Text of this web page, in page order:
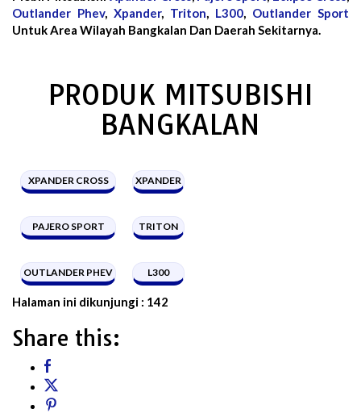
Outlander Phev, Xpander, Triton, L300, Outlander Sport
Untuk Area Wilayah Bangkalan Dan Daerah Sekitarnya.
PRODUK MITSUBISHI
BANGKALAN
XPANDER CROSS XPANDER
PAJERO SPORT TRITON
OUTLANDER PHEV L300
Halaman ini dikunjungi : 142
Share this: